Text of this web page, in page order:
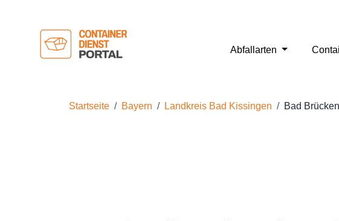
Abfallarten
Startseite Bayern Landkreis Bad Kissingen Bad